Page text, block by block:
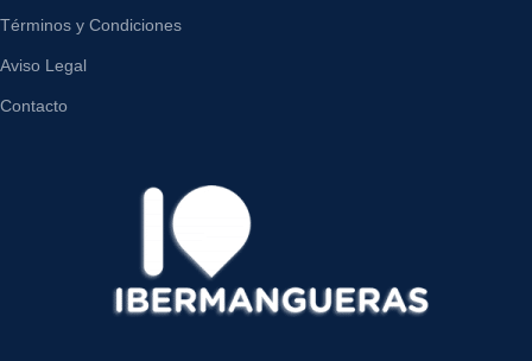
Términos y Condiciones
Aviso Legal
Contacto